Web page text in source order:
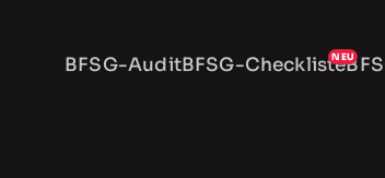
BFSG-AuditBFSG-Checkliste